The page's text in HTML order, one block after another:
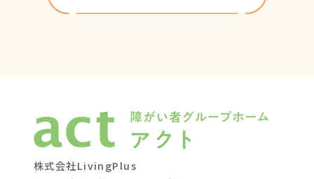
株式会社LivingPlus